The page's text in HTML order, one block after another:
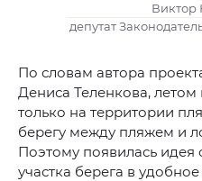
Виктор
депутат
По словам автора
Дениса Теленкова,
только на территории
берегу между пляжем и
Поэтому появилась
участка берега в